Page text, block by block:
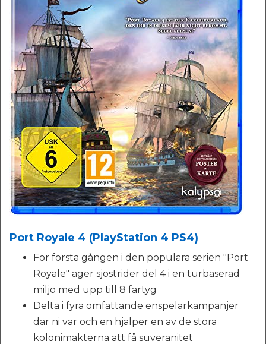
Port Royale 4 (PlayStation 4 PS4)
För första gången i den populära serien "Port
Royale" äger sjöstrider del 4 i en turbaserad
miljö med upp till 8 fartyg
Delta i fyra omfattande enspelarkampanjer
där ni var och en hjälper en av de stora
kolonimakterna att få suveränitet